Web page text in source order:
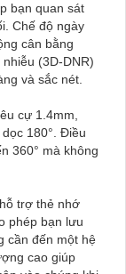
bạn quan sát
Chế độ ngày
cân bằng
(3D-DNR)
và sắc nét.
cự 1.4mm,
180°. Điều
360° mà không
trợ thẻ nhớ
phép bạn lưu
cần đến một hệ
cao giúp